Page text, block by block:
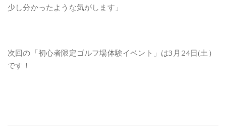
少し分かったような気がします」
次回の「初心者限定ゴルフ場体験イベント」は3月24日(土）
です！